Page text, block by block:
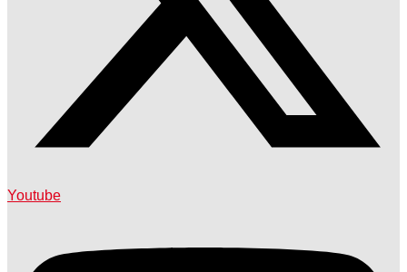
Youtube